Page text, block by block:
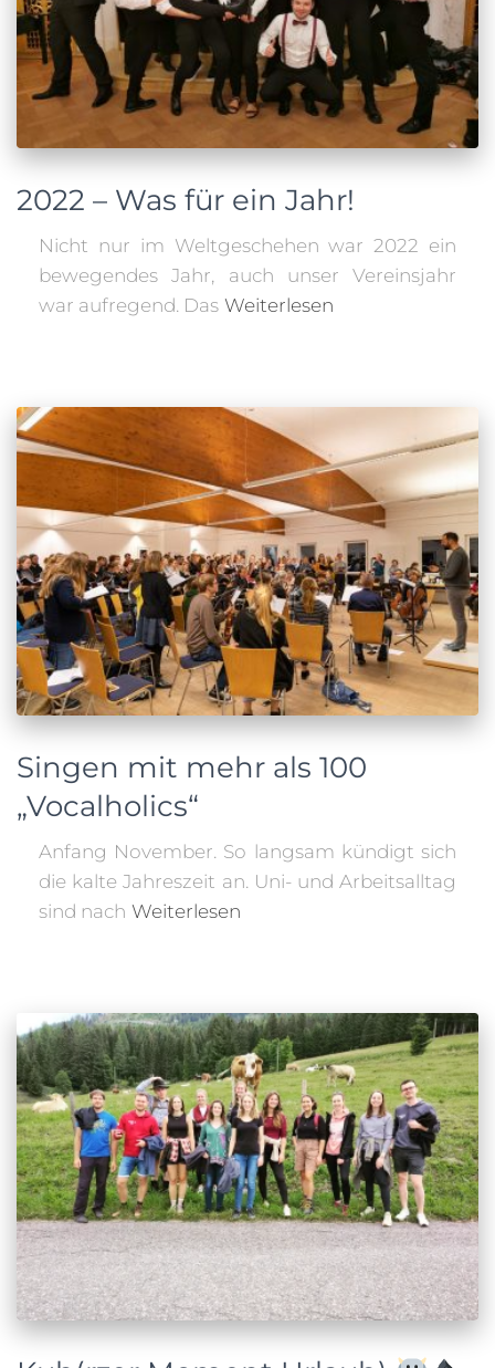
2022 – Was für ein Jahr!
Nicht nur im Weltgeschehen war 2022 ein
bewegendes Jahr, auch unser Vereinsjahr
war aufregend. Das Weiterlesen
Singen mit mehr als 100
„Vocalholics“
Anfang November. So langsam kündigt sich
die kalte Jahreszeit an. Uni- und Arbeitsalltag
sind nach Weiterlesen